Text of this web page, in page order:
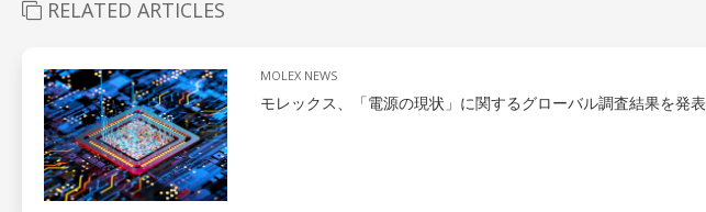
RELATED ARTICLES
MOLEX NEWS
モレックス、「電源の現状」に関するグローバル調査結果を発表